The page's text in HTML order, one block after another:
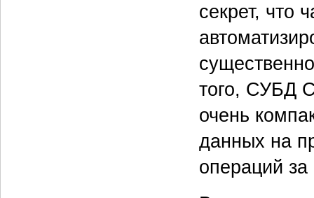
секрет, что
того, СУБД
очень
данных на
операций за